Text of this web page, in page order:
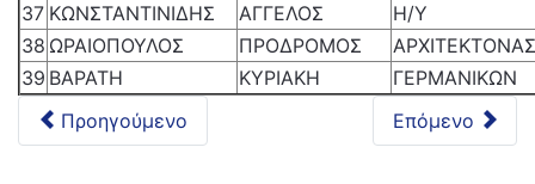
37 ΚΩΝΣΤΑΝΤΙΝΙΔΗΣ ΑΓΓΕΛΟΣ
Η/Υ
38 ΩΡΑΙΟΠΟΥΛΟΣ ΠΡΟΔΡΟΜΟΣ
ΑΡΧΙΤΕΚΤΟΝΑΣ
39 ΒΑΡΑΤΗ ΚΥΡΙΑΚΗ
ΓΕΡΜΑΝΙΚΩΝ
Προηγούμενο
Επόμενο